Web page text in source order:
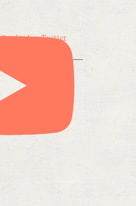
Condividi su Twitter